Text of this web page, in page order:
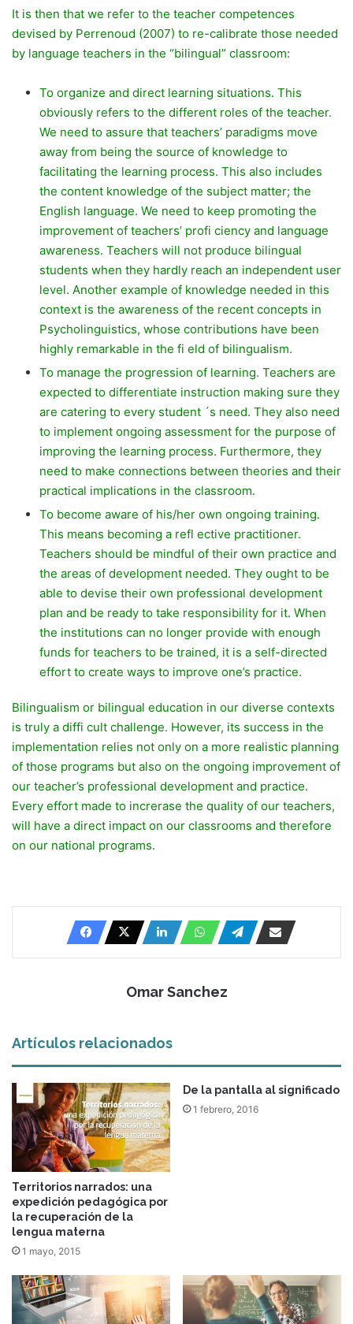
It is then that we refer to the teacher competences
devised by Perrenoud (2007) to re-calibrate those needed
by language teachers in the “bilingual” classroom:
To organize and direct learning situations. This
obviously refers to the different roles of the teacher.
We need to assure that teachers’ paradigms move
away from being the source of knowledge to
facilitating the learning process. This also includes
the content knowledge of the subject matter; the
English language. We need to keep promoting the
improvement of teachers’ profi ciency and language
awareness. Teachers will not produce bilingual
students when they hardly reach an independent user
level. Another example of knowledge needed in this
context is the awareness of the recent concepts in
Psycholinguistics, whose contributions have been
highly remarkable in the fi eld of bilingualism.
To manage the progression of learning. Teachers are
expected to differentiate instruction making sure they
are catering to every student ´s need. They also need
to implement ongoing assessment for the purpose of
improving the learning process. Furthermore, they
need to make connections between theories and their
practical implications in the classroom.
To become aware of his/her own ongoing training.
This means becoming a refl ective practitioner.
Teachers should be mindful of their own practice and
the areas of development needed. They ought to be
able to devise their own professional development
plan and be ready to take responsibility for it. When
the institutions can no longer provide with enough
funds for teachers to be trained, it is a self-directed
effort to create ways to improve one’s practice.
Bilingualism or bilingual education in our diverse contexts
is truly a diffi cult challenge. However, its success in the
implementation relies not only on a more realistic planning
of those programs but also on the ongoing improvement of
our teacher’s professional development and practice.
Every effort made to increrase the quality of our teachers,
will have a direct impact on our classrooms and therefore
on our national programs.
Omar Sanchez
Artículos relacionados
Territorios narrados: una
expedición pedagógica por
la recuperación de la
lengua materna
1 mayo, 2015
De la pantalla al significado
1 febrero, 2016